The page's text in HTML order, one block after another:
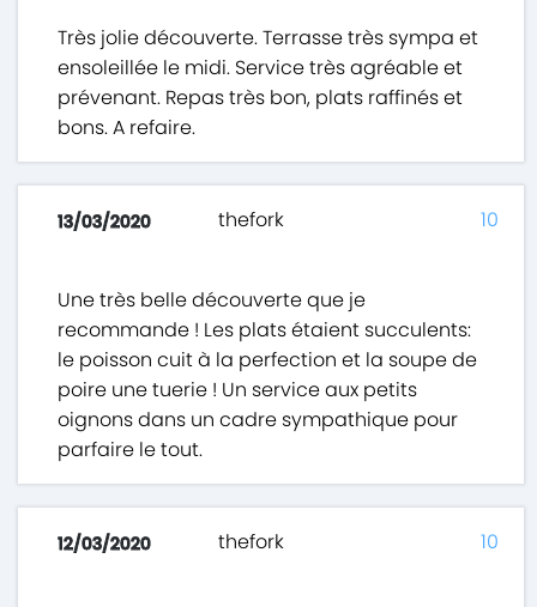
Très jolie découverte. Terrasse très sympa et
ensoleillée le midi. Service très agréable et
prévenant. Repas très bon, plats raffinés et
bons. A refaire.
13/03/2020 thefork
Une très belle découverte que je
recommande ! Les plats étaient succulents:
le poisson cuit à la perfection et la soupe de
poire une tuerie ! Un service aux petits
oignons dans un cadre sympathique pour
parfaire le tout.
10
12/03/2020 thefork 10